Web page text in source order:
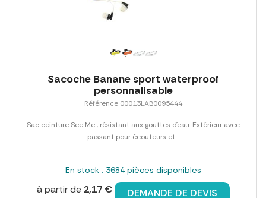
Sacoche Banane sport waterproof
personnalisable
Référence 00013LAB0095444
Sac ceinture See Me , résistant aux gouttes d´eau: Extérieur avec
passant pour écouteurs et...
En stock : 3684 pièces disponibles
à partir de 2,17 € DEMANDE DE DEVIS